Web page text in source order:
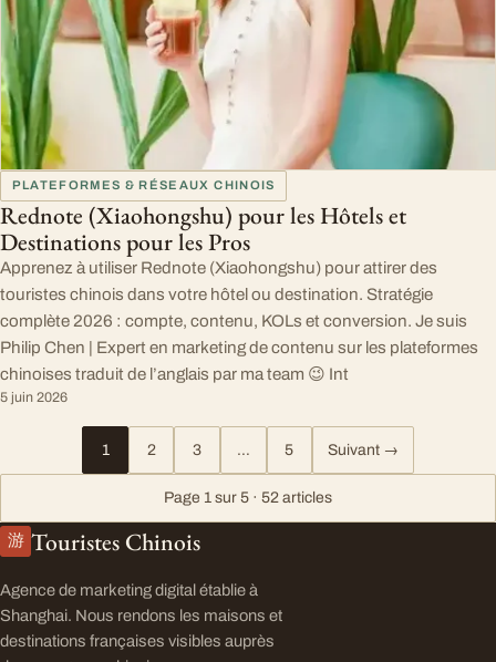
PLATEFORMES & RÉSEAUX CHINOIS
Rednote (Xiaohongshu) pour les Hôtels et
Destinations pour les Pros
Apprenez à utiliser Rednote (Xiaohongshu) pour attirer des
touristes chinois dans votre hôtel ou destination. Stratégie
complète 2026 : compte, contenu, KOLs et conversion. Je suis
Philip Chen | Expert en marketing de contenu sur les plateformes
chinoises traduit de l’anglais par ma team 😉 Int
5 juin 2026
1 2 3 … 5 Suivant →
Page 1 sur 5 · 52 articles
游 Touristes Chinois
Agence de marketing digital établie à
Shanghai. Nous rendons les maisons et
destinations françaises visibles auprès